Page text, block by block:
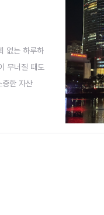
없는 하루하
무너질 때도
중한 자산